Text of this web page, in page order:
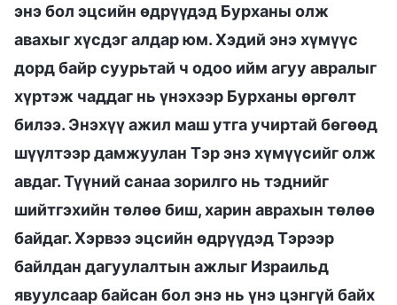
энэ бол эцсийн өдрүүдэд Бурханы олж
авахыг хүсдэг алдар юм. Хэдий энэ хүмүүс
дорд байр суурьтай ч одоо ийм агуу авралыг
хүртэж чаддаг нь үнэхээр Бурханы өргөлт
билээ. Энэхүү ажил маш утга учиртай бөгөөд
шүүлтээр дамжуулан Тэр энэ хүмүүсийг олж
авдаг. Түүний санаа зорилго нь тэднийг
шийтгэхийн төлөө биш, харин аврахын төлөө
байдаг. Хэрвээ эцсийн өдрүүдэд Тэрээр
байлдан дагуулалтын ажлыг Израильд
явуулсаар байсан бол энэ нь үнэ цэнгүй байх